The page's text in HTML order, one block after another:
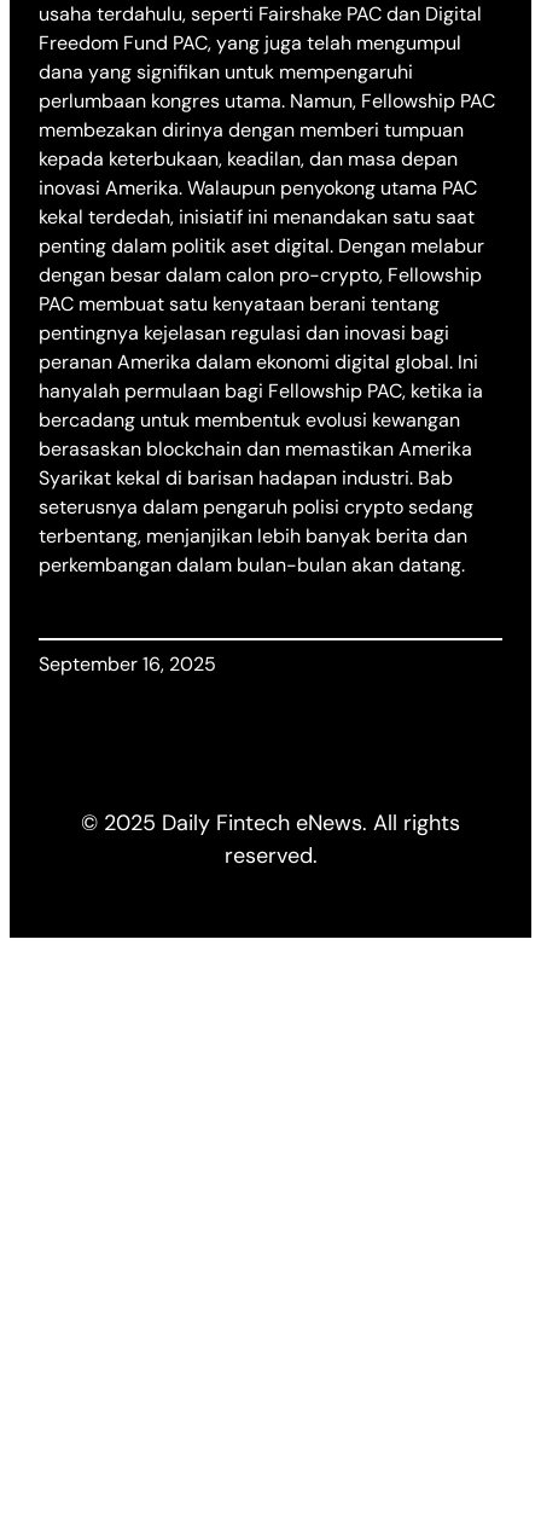
usaha terdahulu, seperti Fairshake PAC dan Digital
Freedom Fund PAC, yang juga telah mengumpul
dana yang signifikan untuk mempengaruhi
perlumbaan kongres utama. Namun, Fellowship PAC
membezakan dirinya dengan memberi tumpuan
kepada keterbukaan, keadilan, dan masa depan
inovasi Amerika. Walaupun penyokong utama PAC
kekal terdedah, inisiatif ini menandakan satu saat
penting dalam politik aset digital. Dengan melabur
dengan besar dalam calon pro-crypto, Fellowship
PAC membuat satu kenyataan berani tentang
pentingnya kejelasan regulasi dan inovasi bagi
peranan Amerika dalam ekonomi digital global. Ini
hanyalah permulaan bagi Fellowship PAC, ketika ia
bercadang untuk membentuk evolusi kewangan
berasaskan blockchain dan memastikan Amerika
Syarikat kekal di barisan hadapan industri. Bab
seterusnya dalam pengaruh polisi crypto sedang
terbentang, menjanjikan lebih banyak berita dan
perkembangan dalam bulan-bulan akan datang.
September 16, 2025
© 2025 Daily Fintech eNews. All rights
reserved.